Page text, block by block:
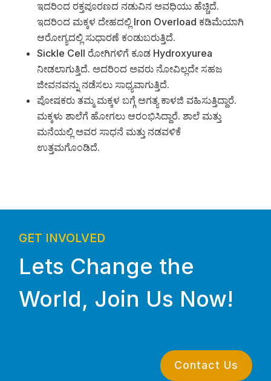
ಇದರಿಂದ ರಕ್ತಪೂರಣದ ನಡುವಿನ ಅವಧಿಯು ಹೆಚ್ಚಿದೆ.
ಇದರಿಂದ ಮಕ್ಕಳ ದೇಹದಲ್ಲಿ Iron Overload ಕಡಿಮೆಯಾಗಿ
ಆರೋಗ್ಯದಲ್ಲಿ ಸುಧಾರಣೆ ಕಂಡುಬರುತ್ತಿದೆ.
Sickle Cell ರೋಗಿಗಳಿಗೆ ಕೂಡ Hydroxyurea
ನೀಡಲಾಗುತ್ತಿದೆ. ಅದರಿಂದ ಅವರು ನೋವಿಲ್ಲದೇ ಸಹಜ
ಜೀವನವನ್ನು ನಡೆಸಲು ಸಾಧ್ಯವಾಗುತ್ತಿದೆ.
ಪೋಷಕರು ತಮ್ಮ ಮಕ್ಕಳ ಬಗ್ಗೆ ಅಗತ್ಯ ಕಾಳಜಿ ವಹಿಸುತ್ತಿದ್ದಾರೆ.
ಮಕ್ಕಳು ಶಾಲೆಗೆ ಹೋಗಲು ಆರಂಭಿಸಿದ್ದಾರೆ. ಶಾಲೆ ಮತ್ತು
ಮನೆಯಲ್ಲಿ ಅವರ ಸಾಧನೆ ಮತ್ತು ನಡವಳಿಕೆ
ಉತ್ತಮಗೊಂಡಿದೆ.
GET INVOLVED
Lets Change the
World, Join Us Now!
Contact Us